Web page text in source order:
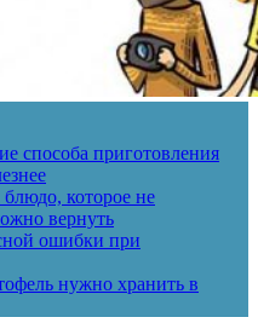
способа приготовления
которое не
вернуть
ошибки при
нужно хранить в